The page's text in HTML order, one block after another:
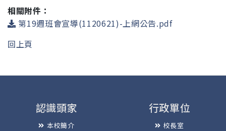
相關附件：
第19週班會宣導(1120621)-上網公告.pdf
回上頁
認識頭家
本校簡介
行政單位
校長室